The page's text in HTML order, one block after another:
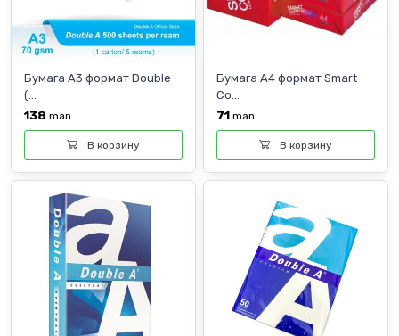
Бумага А3 формат Double
(...
138 man
В корзину
Бумага А4 формат Smart
Co...
71 man
В корзину